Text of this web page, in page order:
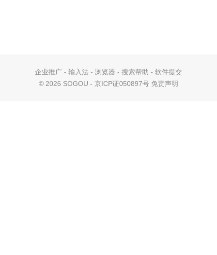
企业推广 - 输入法 - 浏览器 - 搜索帮助 - 软件提交
© 2026 SOGOU - 京ICP证050897号 免责声明